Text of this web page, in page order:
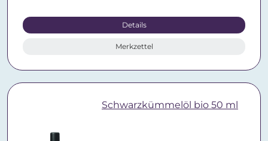
Details
Merkzettel
Schwarzkümmelöl bio 50 ml